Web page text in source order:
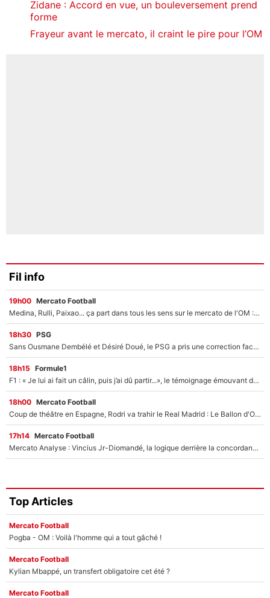
Zidane : Accord en vue, un bouleversement prend
forme
Frayeur avant le mercato, il craint le pire pour l’OM
Fil info
19h00 Mercato Football
Medina, Rulli, Paixao... ça part dans tous les sens sur le mercato de l'OM : Frank McCourt va enfin récupérer l'argent qu'il attend ?
18h30 PSG
Sans Ousmane Dembélé et Désiré Doué, le PSG a pris une correction face à Majorque : Luis Enrique attend avec impatience des renforts !
18h15 Formule1
F1 : « Je lui ai fait un câlin, puis j’ai dû partir...», le témoignage émouvant de Max Verstappen sur sa fille
18h00 Mercato Football
Coup de théâtre en Espagne, Rodri va trahir le Real Madrid : Le Ballon d'Or a choisi de signer au FC Barcelone !
17h14 Mercato Football
Mercato Analyse : Vincius Jr-Diomandé, la logique derrière la concordance des temps
Top Articles
Mercato Football
Pogba - OM : Voilà l'homme qui a tout gâché !
Mercato Football
Kylian Mbappé, un transfert obligatoire cet été ?
Mercato Football